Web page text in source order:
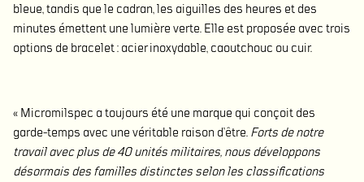
bleue, tandis que le cadran, les aiguilles des heures et des
minutes émettent une lumière verte. Elle est proposée avec trois
options de bracelet : acier inoxydable, caoutchouc ou cuir.
« Micromilspec a toujours été une marque qui conçoit des
garde-temps avec une véritable raison d’être. Forts de notre
travail avec plus de 40 unités militaires, nous développons
désormais des familles distinctes selon les classifications